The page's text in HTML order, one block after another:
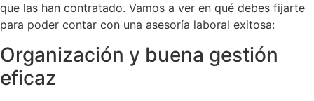
que las han contratado. Vamos a ver en qué debes fijarte
para poder contar con una asesoría laboral exitosa:
Organización y buena gestión
eficaz